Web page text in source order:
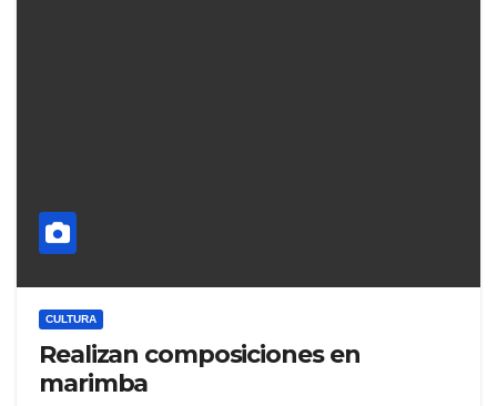
CULTURA
Realizan composiciones en
marimba